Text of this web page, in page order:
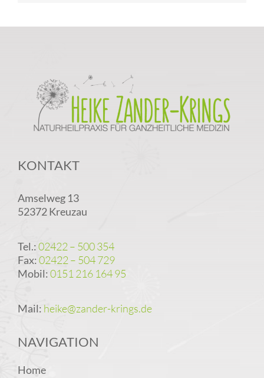
KONTAKT
Amselweg 13
52372 Kreuzau
Tel.:02422 – 500 354
Fax:02422 – 504 729
Mobil:0151 216 164 95
Mail: heike@zander-krings.de
NAVIGATION
Home